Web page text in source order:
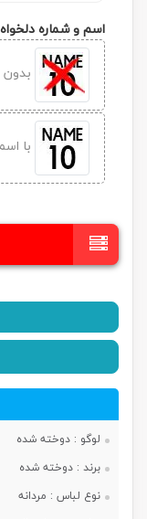
اسم و شماره
با اسم
لوگو : دوخته شده
برند : دوخته شده
نوع لباس : مردانه